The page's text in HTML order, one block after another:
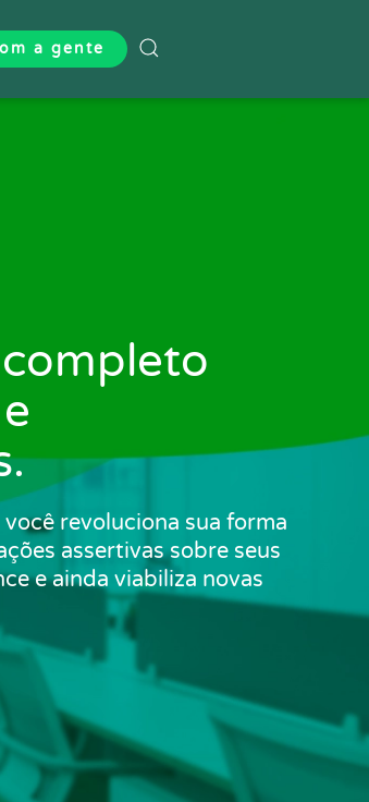
a gente
revoluciona sua forma
assertivas sobre seus
e ainda viabiliza novas